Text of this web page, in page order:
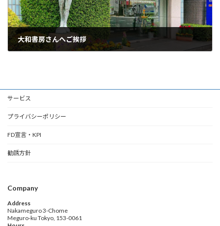
大和書房さんへご挨拶
サービス
プライバシーポリシー
FD宣言・KPI
勧誘方針
Company
Address
Nakameguro 3-Chome
Meguro-ku Tokyo, 153-0061